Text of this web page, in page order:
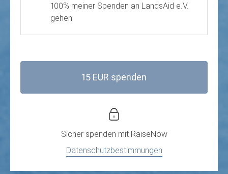
100% meiner Spenden an LandsAid e.V.
gehen
15 EUR spenden
Sicher spenden mit RaiseNow
Datenschutzbestimmungen